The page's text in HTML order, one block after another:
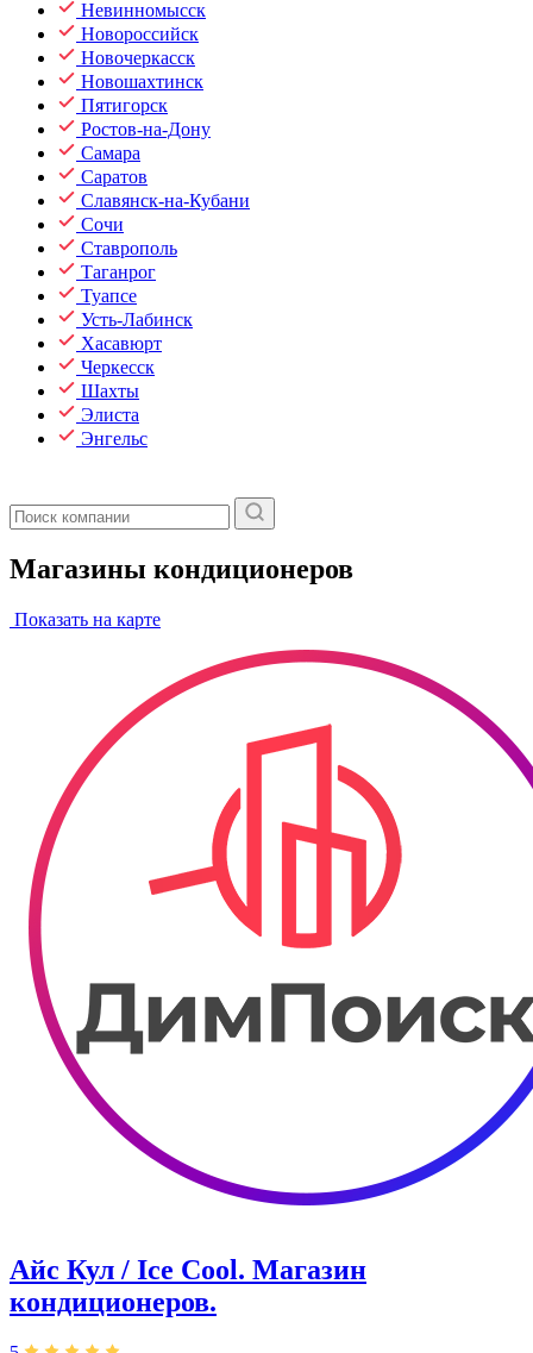
Невинномысск
Новороссийск
Новочеркасск
Новошахтинск
Пятигорск
Ростов-на-Дону
Самара
Саратов
Славянск-на-Кубани
Сочи
Ставрополь
Таганрог
Туапсе
Усть-Лабинск
Хасавюрт
Черкесск
Шахты
Элиста
Энгельс
Магазины кондиционеров
Показать на карте
Айс Кул / Ice Cool. Магазин
кондиционеров.